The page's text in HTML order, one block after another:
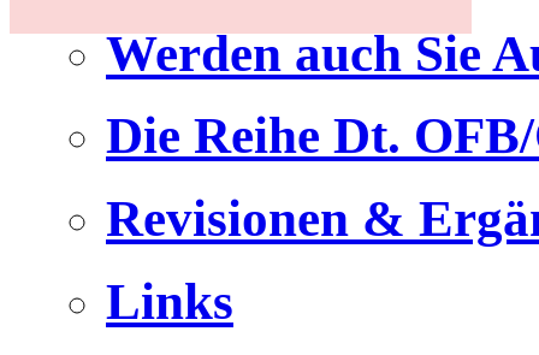
Werden auch Sie
Die Reihe Dt.
Revisionen &
Links